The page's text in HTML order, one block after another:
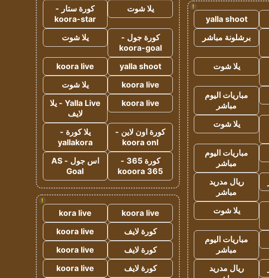
!
yalla shoot
برشلونة مباشر
يلا شوت
مباريات اليوم
مباشر
يلا شوت
مباريات اليوم
مباشر
ريال مدريد
مباشر
يلا شوت
مباريات اليوم
مباشر
ريال مدريد
يلا شوت
كورة ستار -
koora-star
كورة جول -
koora-goal
يلا شوت
yalla shoot
koora live
koora live
يلا شوت
koora live
Yalla Live - يلا
لايف
كورة اون لاين -
koora onl
يلا كورة -
yallakora
كورة 365 -
kooora 365
اس جول - AS
Goal
!
koora live
kora live
كورة لايف
koora live
كورة لايف
koora live
كورة لايف
koora live